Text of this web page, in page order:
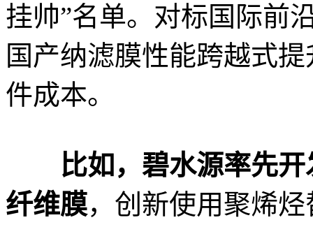
挂帅”名单。对标国际前
国产纳滤膜性能跨越式
件成本。
比如，碧水源率先
纤维膜，创新使用聚烯